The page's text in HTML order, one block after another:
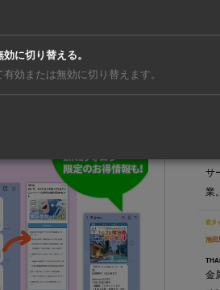
報告下さい。
サ
業。
在タ
池田
金
に切り替える。
有効または無効に切り替えます。